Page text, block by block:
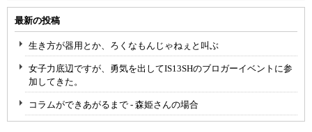
最新の投稿
生き方が器用とか、ろくなもんじゃねぇと叫ぶ
女子力底辺ですが、勇気を出してIS13SHのブロガーイベントに参
加してきた。
コラムができあがるまで - 森姫さんの場合